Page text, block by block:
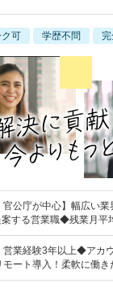
ク可 学歴不問 完
官公庁が中心】幅広い
案する営業職◆残業月平
営業経験3年以上◆ア
ート導入！柔軟に働き